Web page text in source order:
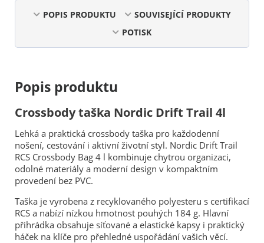
POPIS PRODUKTU
SOUVISEJÍCÍ PRODUKTY
POTISK
Popis produktu
Crossbody taška Nordic Drift Trail 4l
Lehká a praktická crossbody taška pro každodenní
nošení, cestování i aktivní životní styl. Nordic Drift Trail
RCS Crossbody Bag 4 l kombinuje chytrou organizaci,
odolné materiály a moderní design v kompaktním
provedení bez PVC.
Taška je vyrobena z recyklovaného polyesteru s certifikací
RCS a nabízí nízkou hmotnost pouhých 184 g. Hlavní
přihrádka obsahuje síťované a elastické kapsy i praktický
háček na klíče pro přehledné uspořádání vašich věcí.